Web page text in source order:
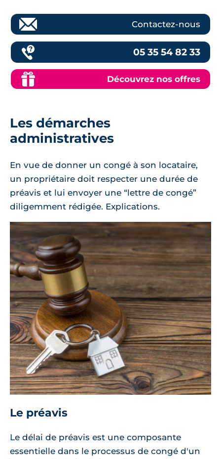
Contactez-nous
05 35 54 82 33
Découvrez nos offres
Les démarches
administratives
En vue de donner un congé à son locataire,
un propriétaire doit respecter une durée de
préavis et lui envoyer une “lettre de congé”
diligemment rédigée. Explications.
Le préavis
Le délai de préavis est une composante
essentielle dans le processus de congé d'un